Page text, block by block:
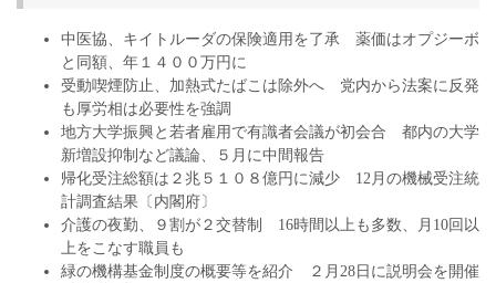
中医協、キイトルーダの保険適用を了承 薬価はオプジーボ
と同額、年１４００万円に
受動喫煙防止、加熱式たばこは除外へ 党内から法案に反発
も厚労相は必要性を強調
地方大学振興と若者雇用で有識者会議が初会合 都内の大学
新増設抑制など議論、５月に中間報告
帰化受注総額は２兆５１０８億円に減少 12月の機械受注統
計調査結果〔内閣府〕
介護の夜勤、９割が２交替制 16時間以上も多数、月10回以
上をこなす職員も
緑の機構基金制度の概要等を紹介 ２月28日に説明会を開催